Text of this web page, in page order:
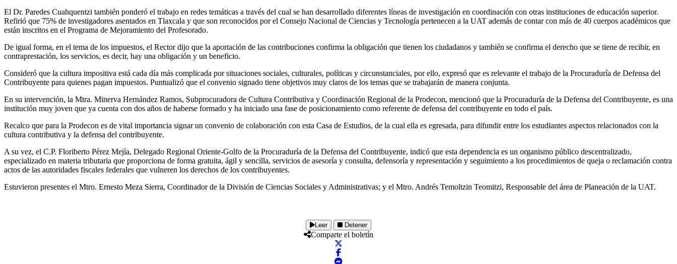
El Dr. Paredes Cuahquentzi también ponderó el trabajo en redes temáticas a través del cual se han desarrollado diferentes líneas de investigación en coordinación con otras instituciones de educación superior.
Refirió que 75% de investigadores asentados en Tlaxcala y que son reconocidos por el Consejo Nacional de Ciencias y Tecnología pertenecen a la UAT además de contar con más de 40 cuerpos académicos que
están inscritos en el Programa de Mejoramiento del Profesorado.
De igual forma, en el tema de los impuestos, el Rector dijo que la aportación de las contribuciones confirma la obligación que tienen los ciudadanos y también se confirma el derecho que se tiene de recibir, en
contraprestación, los servicios, es decir, hay una obligación y un beneficio.
Consideró que la cultura impositiva está cada día más complicada por situaciones sociales, culturales, políticas y circunstanciales, por ello, expresó que es relevante el trabajo de la Procuraduría de Defensa del
Contribuyente para quienes pagan impuestos. Puntualizó que el convenio signado tiene objetivos muy claros de los temas que se trabajarán de manera conjunta.
En su intervención, la Mtra. Minerva Hernández Ramos, Subprocuradora de Cultura Contributiva y Coordinación Regional de la Prodecon, mencionó que la Procuraduría de la Defensa del Contribuyente, es una
institución muy joven que ya cuenta con dos años de haberse formado y ha iniciado una fase de posicionamiento como referente de defensa del contribuyente en todo el país.
Recalco que para la Prodecon es de vital importancia signar un convenio de colaboración con esta Casa de Estudios, de la cual ella es egresada, para difundir entre los estudiantes aspectos relacionados con la
cultura contributiva y la defensa del contribuyente.
A su vez, el C.P. Floriberto Pérez Mejía, Delegado Regional Oriente-Golfo de la Procuraduría de la Defensa del Contribuyente, indicó que esta dependencia es un organismo público descentralizado,
especializado en materia tributaria que proporciona de forma gratuita, ágil y sencilla, servicios de asesoría y consulta, defensoría y representación y seguimiento a los procedimientos de queja o reclamación contra
actos de las autoridades fiscales federales que vulneren los derechos de los contribuyentes.
Estuvieron presentes el Mtro. Ernesto Meza Sierra, Coordinador de la División de Ciencias Sociales y Administrativas; y el Mtro. Andrés Temoltzin Teomitzi, Responsable del área de Planeación de la UAT.
Leer Detener
Comparte el boletín